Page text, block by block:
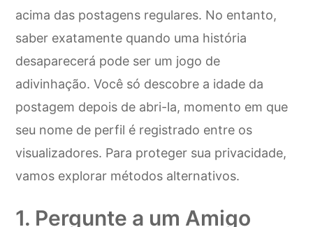
acima das postagens regulares. No entanto,
saber exatamente quando uma história
desaparecerá pode ser um jogo de
adivinhação. Você só descobre a idade da
postagem depois de abri-la, momento em que
seu nome de perfil é registrado entre os
visualizadores. Para proteger sua privacidade,
vamos explorar métodos alternativos.
1. Pergunte a um Amigo